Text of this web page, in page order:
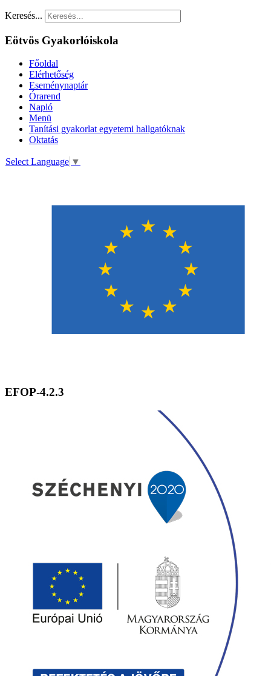
Keresés...
Eötvös Gyakorlóiskola
Főoldal
Elérhetőség
Eseménynaptár
Órarend
Napló
Menü
Tanítási gyakorlat egyetemi hallgatóknak
Oktatás
Select Language ▼
EFOP-4.2.3